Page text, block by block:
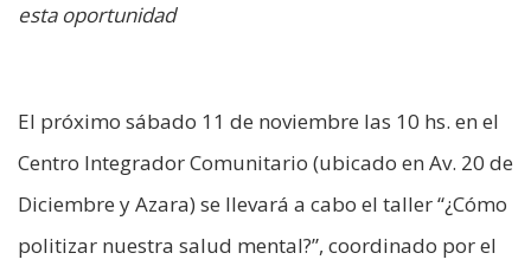
esta oportunidad
El próximo sábado 11 de noviembre las 10 hs. en el
Centro Integrador Comunitario (ubicado en Av. 20 de
Diciembre y Azara) se llevará a cabo el taller “¿Cómo
politizar nuestra salud mental?”, coordinado por el